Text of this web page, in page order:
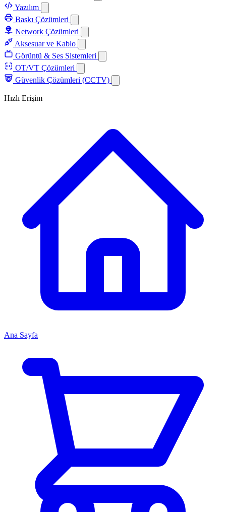
Yazılım
Baskı Çözümleri
Network Çözümleri
Aksesuar ve Kablo
Görüntü & Ses Sistemleri
OT/VT Çözümleri
Güvenlik Çözümleri (CCTV)
Hızlı Erişim
Ana Sayfa